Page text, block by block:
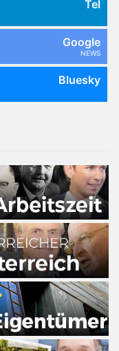
Tel
Google
NEWS
Bluesky